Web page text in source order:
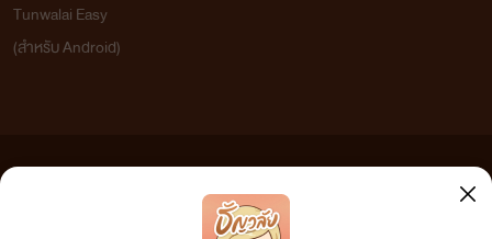
Tunwalai Easy
(สำหรับ Android)
เว็บไซต์แห่งนี้ไม่ได้เห็นด้วยและไม่ขอรับผิดชอบต่อข้อความใดๆ ทั้งสิ้น ดังนั้นผู้อ่านทุกท่านโปรดใช้
วิจารณญาณในการกลั่นกรองด้วยตนเอง และหากท่านพบข้อความใดๆ ที่ขัดต่อกฎหมายและศีลธรรม